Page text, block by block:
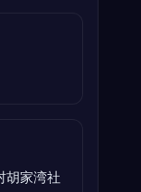
胡家湾社